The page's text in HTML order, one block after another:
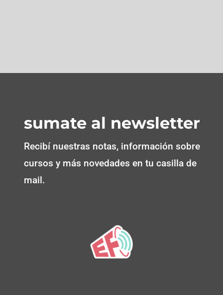
sumate al newsletter
Recibí nuestras notas, información sobre
cursos y más novedades en tu casilla de
mail.